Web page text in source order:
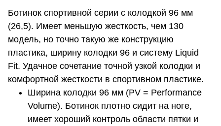
Ботинок спортивной серии с колодкой 96 мм
(26,5). Имеет меньшую жесткость, чем 130
модель, но точно такую же конструкцию
пластика, ширину колодки 96 и систему Liquid
Fit. Удачное сочетание точной узкой колодки и
комфортной жесткости в спортивном пластике.
Ширина колодки 96 мм (PV = Performance
Volume). Ботинок плотно сидит на ноге,
имеет хороший контроль области пятки и